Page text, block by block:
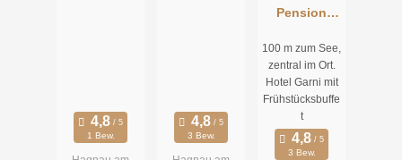
1 Bew. 3 Bew.
Pension
100 m zum See,
zentral im Ort.
Hotel Garni mit
Frühstücksbuffe
t
3 Bew.